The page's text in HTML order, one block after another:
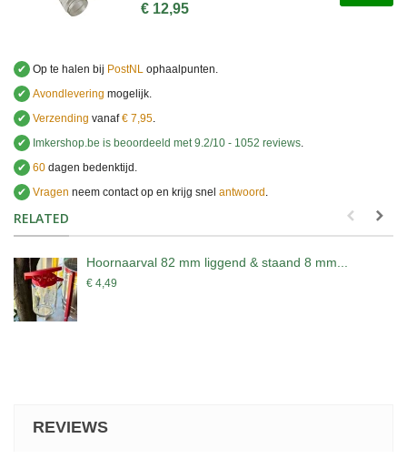
€ 12,95
✔ Op te halen bij PostNL ophaalpunten.
✔ Avondlevering mogelijk.
✔ Verzending vanaf€ 7,95
✔
Imkershop.be is beoordeeld met 9.2/10 - 1052 reviews
✔ 60 dagen bedenktijd.
✔ Vragen neem contact op en krijg snel antwoord
RELATED
Hoornaarval 82 mm liggend & staand 8 mm...
€ 4,49
REVIEWS